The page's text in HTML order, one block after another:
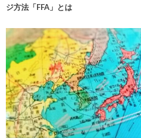
ジ方法「FFA」とは